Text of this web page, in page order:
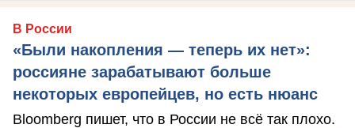
В России
«Были накопления — теперь их нет»:
россияне зарабатывают больше
некоторых европейцев, но есть нюанс
Bloomberg пишет, что в России не всё так плохо.